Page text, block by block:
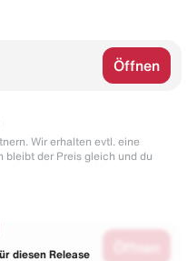
Öffnen
Wir erhalten evtl. eine
bleibt der Preis gleich und du
diesen Release